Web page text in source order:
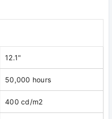
12.1"
50,000 hours
400 cd/m2